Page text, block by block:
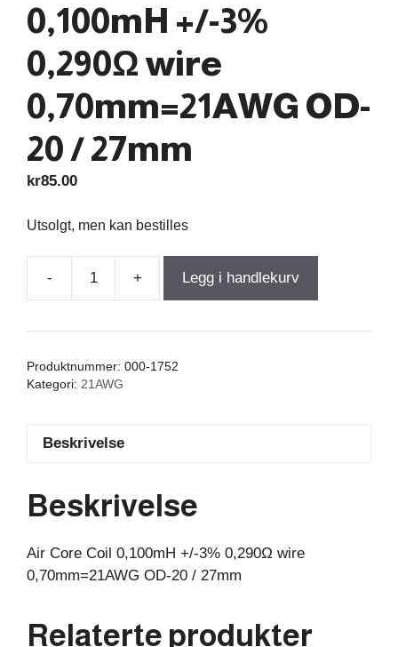
0,100mH +/-3%
0,290Ω wire
0,70mm=21AWG OD-
20 / 27mm
kr85.00
Utsolgt, men kan bestilles
-
Coil
antall
+ Legg i handlekurv
Produktnummer: 000-1752
Kategori: 21AWG
Beskrivelse
Beskrivelse
Air Core Coil 0,100mH +/-3% 0,290Ω wire
0,70mm=21AWG OD-20 / 27mm
Relaterte produkter